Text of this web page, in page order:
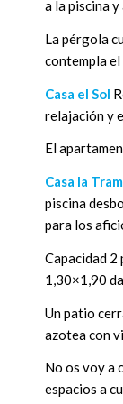
a la piscina
La pérgola
contempla
Casa el Sol
relajación y
El
Casa la
piscina
para los
Capacidad
1,30×1,90
Un patio
azotea con
No os voy a
espacios a